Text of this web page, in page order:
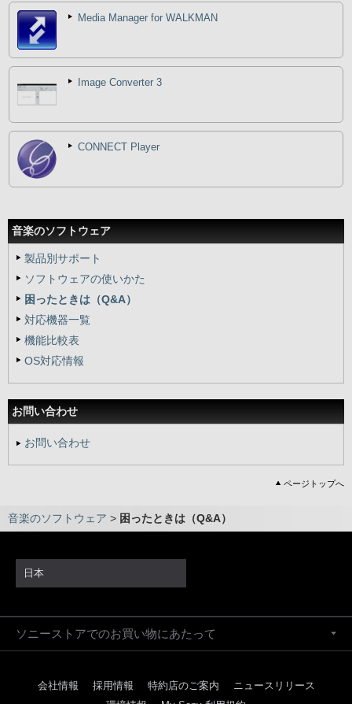
音楽のソフトウェア
製品別サポート
ソフトウェアの使いかた
困ったときは（Q&A）
対応機器一覧
機能比較表
OS対応情報
お問い合わせ
お問い合わせ
Media Manager for WALKMAN
Image Converter 3
CONNECT Player
ページトップへ
音楽のソフトウェア > 困ったときは（Q&A）
日本
ソニーストアでのお買い物にあたって
会社情報 採用情報 特約店のご案内
ニュースリリース